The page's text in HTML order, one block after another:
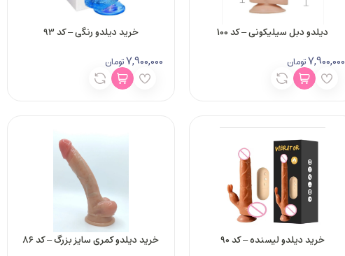
دیلدو دبل سیلیکونی – کد 100
7,900,000تومان
خرید دیلدو رنگی – کد 93
7,900,000تومان
خرید دیلدو لیسنده – کد 90 خرید دیلدو کمری سایز بزرگ – کد 86